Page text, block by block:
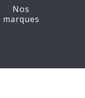
Nos
marques